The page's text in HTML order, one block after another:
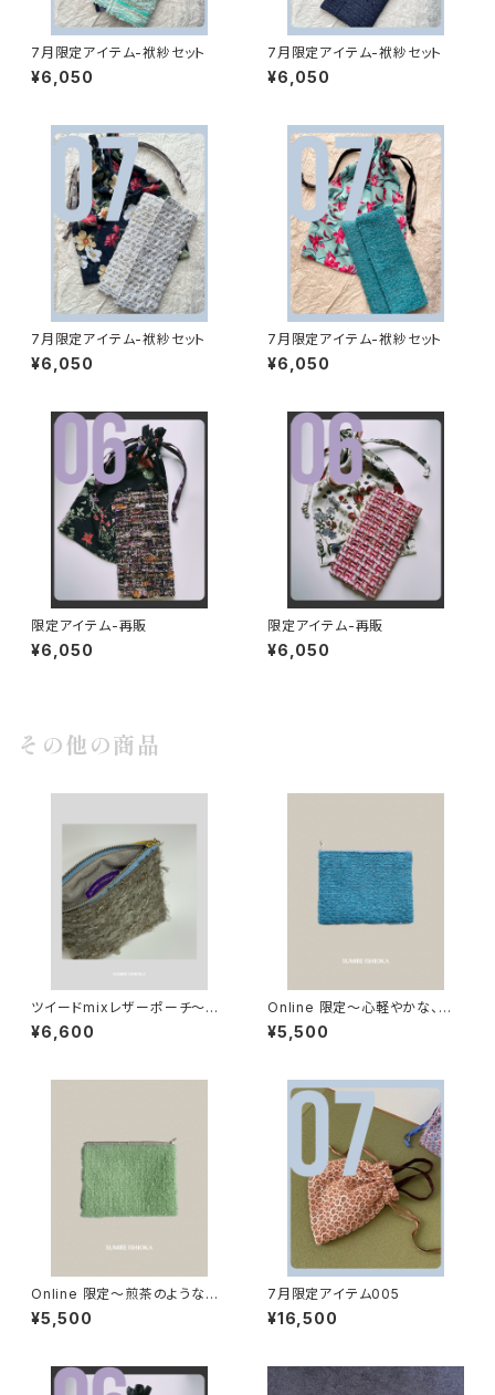
7月限定アイテム-袱紗セット
¥6,050
7月限定アイテム-袱紗セット
¥6,050
7月限定アイテム-袱紗セット
¥6,050
7月限定アイテム-袱紗セット
¥6,050
限定アイテム-再販
¥6,050
限定アイテム-再販
¥6,050
その他の商品
ツイードmixレザーポーチ〜00
7
¥6,600
Online 限定〜心軽やかな、空
色
¥5,500
Online 限定〜煎茶のようなす
っきりグリーンポーチ
¥5,500
7月限定アイテム005
¥16,500